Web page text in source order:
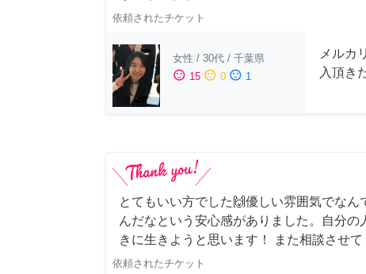
依頼されたチケット
女性 / 30代 / 千葉県
sentiment_satisfied 15 sentiment_neutral 0 sentiment_dissatisfied 1
メルカ
入頂き
とてもいい方でした🙌優しい雰囲気でなん
んだなという安心感がありました。自分の
きに生きようと思います！ また相談させて
依頼されたチケット